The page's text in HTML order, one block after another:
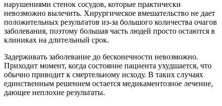
нарушениями стенок сосудов, которые практически
невозможно вылечить. Хирургическое вмешательство не дает
положительных результатов из-за большого количества очагов
заболевания, поэтому большая часть людей просто остаются в
клиниках на длительный срок.
Задерживать заболевание до бесконечности невозможно.
Приходит момент, когда состояние пациента ухудшается, что
обычно приводит к смертельному исходу. В таких случаях
единственным решением остается медикаментозное лечение,
дающее неплохие результаты.